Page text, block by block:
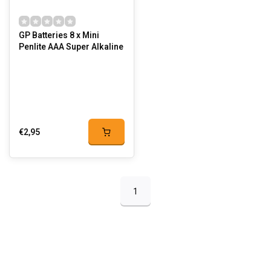
GP Batteries 8 x Mini
Penlite AAA Super Alkaline
€2,95
1